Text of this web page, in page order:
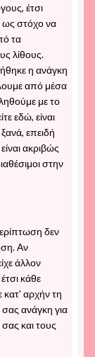
έτσι
ως στόχο να
τα
λίθους.
η ανάγκη
από μέσα
με το
εδώ, είναι
επειδή
ακριβώς
στην
δεν
Αν
άλλον
κάθε
κατ' αρχήν τη
σας ανάγκη για
και τους